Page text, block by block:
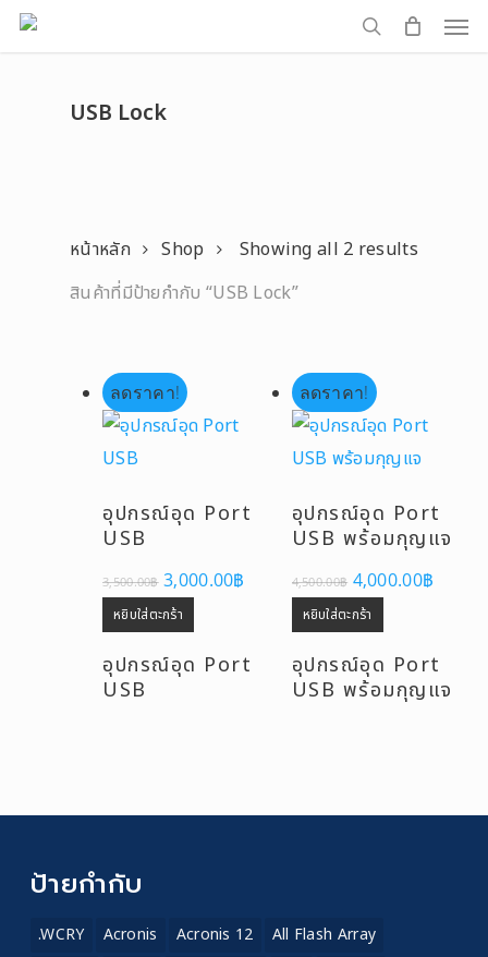
Skip
to
search
USB Lock
Showing all 2 results
หน้าหลัก
Shop
สินค้าที่มีป้ายกำกับ “USB Lock”
ลดราคา!
อุปกรณ์อุด Port
USB
3,500.00฿ Original
price
was:
3,500.00฿.
3,000.00฿ Current
3,000.00฿.
หยิบใส่ตะกร้า
อุปกรณ์อุด Port
USB
ลดราคา!
อุปกรณ์อุด Port
USB พร้อมกุญแจ
4,500.00฿ Original
price
was:
4,500.00฿.
4,000.00฿
หยิบใส่ตะกร้า
อุปกรณ์อุด Port
USB พร้อมกุญแจ
ป้ายกำกับ
.WCRY Acronis Acronis 12
All Flash Array